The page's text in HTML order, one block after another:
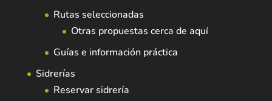
Rutas seleccionadas
Otras propuestas cerca de aquí
Guías e información práctica
Sidrerías
Reservar sidrería